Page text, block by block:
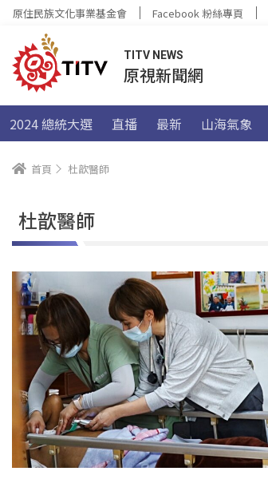
原住民族文化事業基金會 Facebook 粉絲專頁
TITV NEWS
原視新聞網
2024 總統大選 直播 最新 山海氣象
首頁 杜歆醫師
杜歆醫師